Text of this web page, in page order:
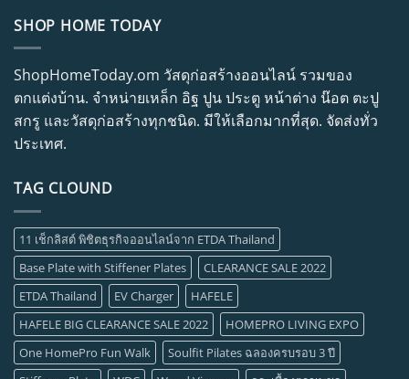
SHOP HOME TODAY
ShopHomeToday.om วัสดุก่อสร้างออนไลน์ รวมของ
ตกแต่งบ้าน. จำหน่ายเหล็ก อิฐ ปูน ประตู หน้าต่าง น๊อต ตะปู
สกรู และวัสดุก่อสร้างทุกชนิด. มีให้เลือกมากที่สุด. จัดส่งทั่ว
ประเทศ.
TAG CLOUND
11 เช็กลิสต์ พิชิตธุรกิจออนไลน์จาก ETDA Thailand
Base Plate with Stiffener Plates
CLEARANCE SALE 2022
ETDA Thailand
EV Charger
HAFELE
HAFELE BIG CLEARANCE SALE 2022
HOMEPRO LIVING EXPO
One HomePro Fun Walk
Soulfit Pilates ฉลองครบรอบ 3 ปี